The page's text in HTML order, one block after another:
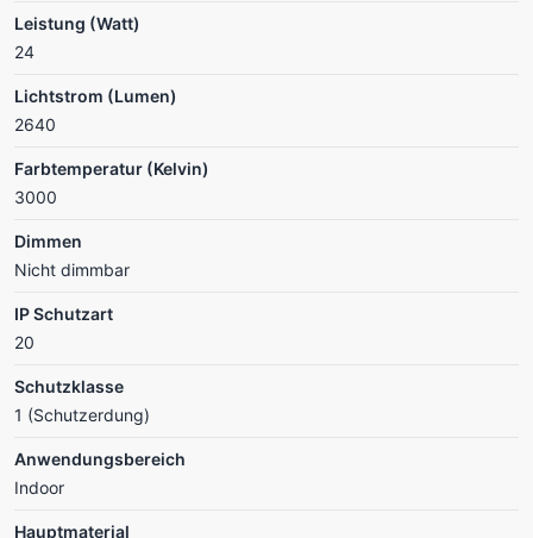
Leistung (Watt)
24
Lichtstrom (Lumen)
2640
Farbtemperatur (Kelvin)
3000
Dimmen
Nicht dimmbar
IP Schutzart
20
Schutzklasse
1 (Schutzerdung)
Anwendungsbereich
Indoor
Hauptmaterial